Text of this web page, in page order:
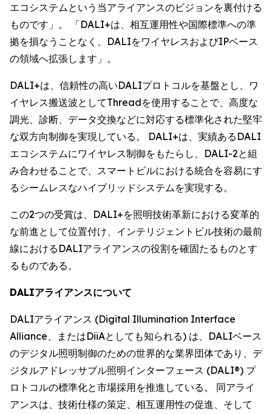
エコシステムという当アライアンスのビジョンを裏付ける
ものです」。 「DALI+は、相互運用性や国際標準への準
拠を損なうことなく、DALIをワイヤレスおよびIPベース
の領域へ拡張します」。
DALI+は、信頼性の高いDALIプロトコルを基盤とし、ワ
イヤレス搬送波としてThreadを使用することで、高度な
調光、診断、データ交換などに対応する標準化された堅牢
な双方向制御を実現している。 DALI+は、実績あるDALI
エコシステムにワイヤレス制御をもたらし、DALI-2と組
み合わせることで、スマートビルにおける統合を容易にす
るシームレスなハイブリッドシステムを実現する。
この2つの受賞は、DALI+を照明技術革新における変革的
な前進として位置付け、インテリジェントビル技術の最前
線におけるDALIアライアンスの役割を確固たるものとす
るものである。
DALIアライアンスについて
DALIアライアンス (Digital Illumination Interface
Alliance、またはDiiAとしても知られる) は、DALIベース
のデジタル照明制御のための世界的な業界団体であり、デ
ジタルアドレッサブル照明インターフェース (DALI®) プ
ロトコルの標準化と市場採用を推進している。 同アライ
アンスは、技術仕様の策定、相互運用性の促進、そして